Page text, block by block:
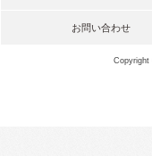
お問い合わせ
Copyright